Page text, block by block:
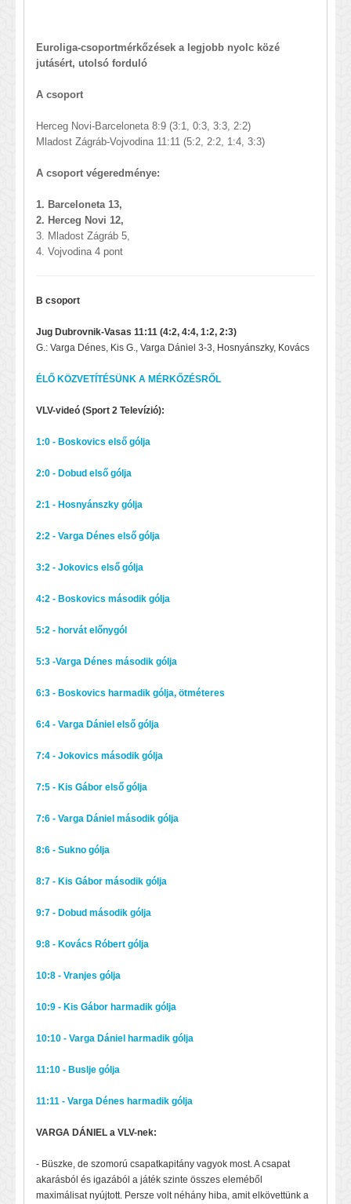
Euroliga-csoportmérkőzések a legjobb nyolc közé
jutásért, utolsó forduló
A csoport
Herceg Novi-Barceloneta 8:9 (3:1, 0:3, 3:3, 2:2)
Mladost Zágráb-Vojvodina 11:11 (5:2, 2:2, 1:4, 3:3)
A csoport végeredménye:
1. Barceloneta 13,
2. Herceg Novi 12,
3. Mladost Zágráb 5,
4. Vojvodina 4 pont
B csoport
Jug Dubrovnik-Vasas 11:11 (4:2, 4:4, 1:2, 2:3)
G.: Varga Dénes, Kis G., Varga Dániel 3-3, Hosnyánszky, Kovács
ÉLŐ KÖZVETÍTÉSÜNK A MÉRKŐZÉSRŐL
VLV-videó (Sport 2 Televízió):
1:0 - Boskovics első gólja
2:0 - Dobud első gólja
2:1 - Hosnyánszky gólja
2:2 - Varga Dénes első gólja
3:2 - Jokovics első gólja
4:2 - Boskovics második gólja
5:2 - horvát előnygól
5:3 -Varga Dénes második gólja
6:3 - Boskovics harmadik gólja, ötméteres
6:4 - Varga Dániel első gólja
7:4 - Jokovics második gólja
7:5 - Kis Gábor első gólja
7:6 - Varga Dániel második gólja
8:6 - Sukno gólja
8:7 - Kis Gábor második gólja
9:7 - Dobud második gólja
9:8 - Kovács Róbert gólja
10:8 - Vranjes gólja
10:9 - Kis Gábor harmadik gólja
10:10 - Varga Dániel harmadik gólja
11:10 - Buslje gólja
11:11 - Varga Dénes harmadik gólja
VARGA DÁNIEL a VLV-nek:
- Büszke, de szomorú csapatkapitány vagyok most. A csapat
akarásból és igazából a játék szinte összes eleméből
maximálisat nyújtott. Persze volt néhány hiba, amit elkövettünk a